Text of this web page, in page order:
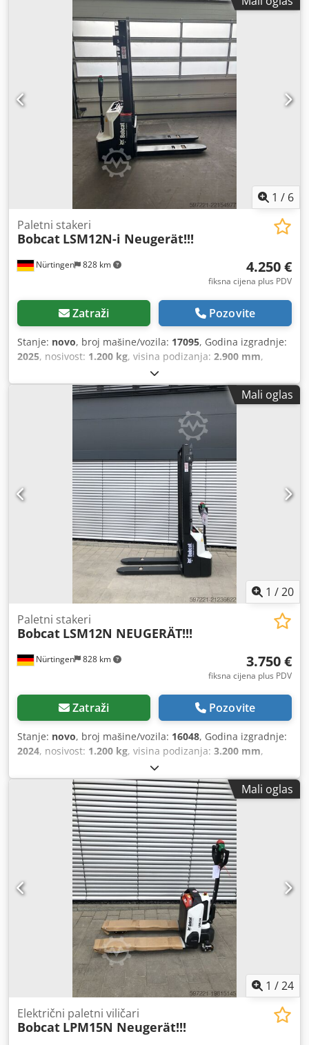
, napon baterije:51,2 V, duljina vilica:
, dimenzija prednje gume:18x7-8 non marking
dimenzija stražnje gume:16x6-8 non marking
3.290 kg
1 / 6
Nürtingen 828 km
Paletni stakeri
Bobcat LSM12N-i Neugerät!!!
4.250 €
fiksna cijena plus PDV
Zatraži Pozovite
Stanje: novo, broj mašine/vozila: 17095, Godina izgradnje:
2025, nosivost: 1.200 kg, visina podizanja: 2.900 mm,
, vrsta goriva:
jarbola:simpleks, građevinska visina:1.970 mm, napon
24 V, duljina vilica:1.150 mm , ukupna masa:665
Mali oglas
1 /20
Nürtingen 828 km
Paletni stakeri
Bobcat LSM12N NEUGERÄT!!!
3.750 €
fiksna cijena plus PDV
Zatraži Pozovite
Stanje: novo, broj mašine/vozila: 16048, Godina izgradnje:
2024, nosivost: 1.200 kg, visina podizanja: 3.200 mm,
, vrsta goriva:
jarbola:simpleks, građevinska visina:2.080 mm, napon
24 V, duljina vilica:1.150 mm, ukupna masa:576
Mali oglas
1 /24
Električni paletni viličari
Bobcat LPM15N Neugerät!!!